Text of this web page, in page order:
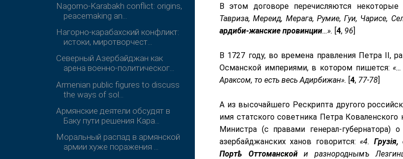
Nagorno-Karabakh conflict: origins,
peacemaking an...
Нагорно-карабахский конфликт:
истоки, миротворчест...
Северный Азербайджан как
арена военно-политическог...
Armenian public figures to discuss
the ways of sol...
Армянские деятели обсудят в
Баку пути решения Кара...
Моральный распад в армянской
армии хуже поражения ...
В этом договоре перечисляются некоторые
Тавриза, Мереид, Мерага, Румие, Гуи, Чарисе,
ардиби-жанские провинции…». [4, 96]
В 1727 году, во времена правления Петра II,
Османской империями, в котором пишется:
Араксом, то есть весь Адирбижан». [4, 77-78]
А из высочайшего Рескрипта другого
имя статского советника Петра
Министра (с правами генерал-губернатора)
азербайджанских ханов говорится:«4.
Портѣ Оттоманскойи разнороднымъ